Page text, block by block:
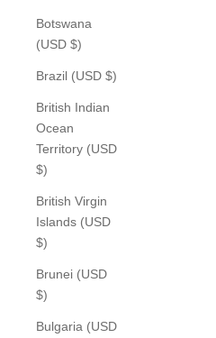
Botswana
(USD $)
Brazil (USD $)
British Indian
Ocean
Territory (USD
$)
British Virgin
Islands (USD
$)
Brunei (USD
$)
Bulgaria (USD